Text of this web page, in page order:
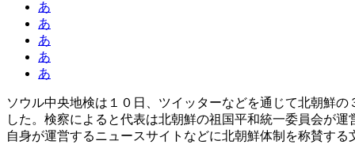
あ
あ
あ
あ
あ
ソウル中央地検は１０日、ツイッターなどを通じて北朝鮮
した。検察によると代表は北朝鮮の祖国平和統一委員会が
自身が運営するニュースサイトなどに北朝鮮体制を称賛す